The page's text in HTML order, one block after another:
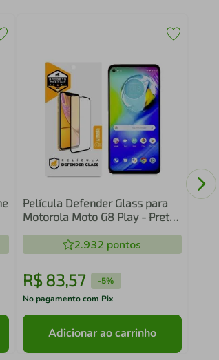
Película Defender Glass para
Motorola Moto G8 Play - Preta
2.932 pontos
R$ 83,57 -5%
No pagamento com Pix
Adicionar ao carrinho